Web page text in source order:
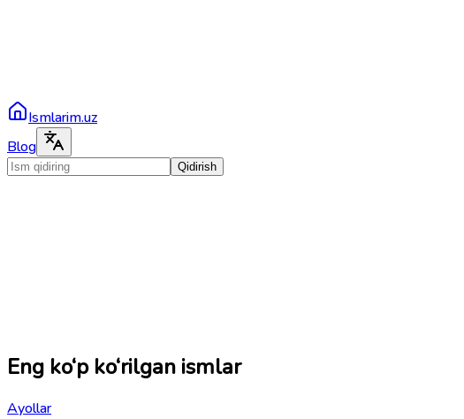
Ismlarim.uz
Blog
Qidirish
Eng ko‘p ko‘rilgan ismlar
Ayollar